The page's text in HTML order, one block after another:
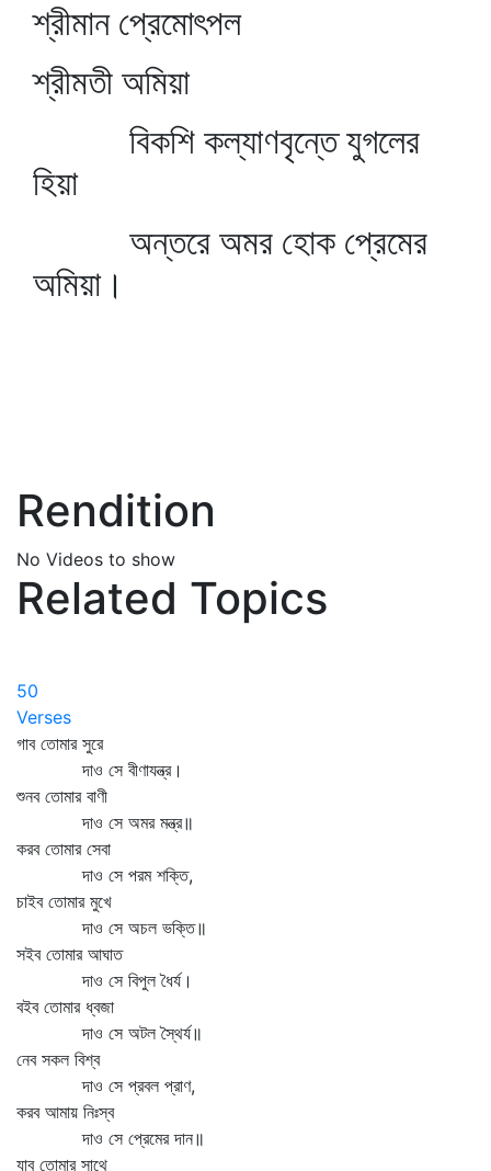
শ্রীমান প্রেমোৎপল
শ্রীমতী অমিয়া
বিকশি কল্যাণবৃন্তে যুগলের
হিয়া
অন্তরে অমর হোক প্রেমের
অমিয়া।
Rendition
No Videos to show
Related Topics
50
Verses
গাব তোমার সুরে
দাও সে বীণাযন্ত্র।
শুনব তোমার বাণী
দাও সে অমর মন্ত্র॥
করব তোমার সেবা
দাও সে পরম শক্তি,
চাইব তোমার মুখে
দাও সে অচল ভক্তি॥
সইব তোমার আঘাত
দাও সে বিপুল ধৈর্য।
বইব তোমার ধ্বজা
দাও সে অটল স্থৈর্য॥
নেব সকল বিশ্ব
দাও সে প্রবল প্রাণ,
করব আমায় নিঃস্ব
দাও সে প্রেমের দান॥
যাব তোমার সাথে